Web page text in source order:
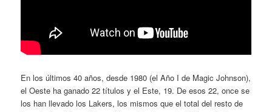
En los últimos 40 años, desde 1980 (el Año I de Magic Johnson),
el Oeste ha ganado 22 títulos y el Este, 19. De esos 22, once se
los han llevado los Lakers, los mismos que el total del resto de